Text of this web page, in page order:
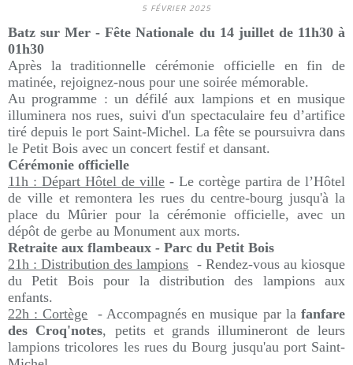
5 FÉVRIER 2025
Batz sur Mer - Fête Nationale du 14 juillet de 11h30 à
01h30
Après la traditionnelle cérémonie officielle en fin de
matinée, rejoignez-nous pour une soirée mémorable.
Au programme : un défilé aux lampions et en musique
illuminera nos rues, suivi d'un spectaculaire feu d’artifice
tiré depuis le port Saint-Michel. La fête se poursuivra dans
le Petit Bois avec un concert festif et dansant.
Cérémonie officielle
11h : Départ Hôtel de ville - Le cortège partira de l’Hôtel
de ville et remontera les rues du centre-bourg jusqu'à la
place du Mûrier pour la cérémonie officielle, avec un
dépôt de gerbe au Monument aux morts.
Retraite aux flambeaux - Parc du Petit Bois
21h : Distribution des lampions - Rendez-vous au kiosque
du Petit Bois pour la distribution des lampions aux
enfants.
22h : Cortège
- Accompagnés en musique par lafanfare
des Croq'notes, petits et grands illumineront de leurs
lampions tricolores les rues du Bourg jusqu'au port Saint-